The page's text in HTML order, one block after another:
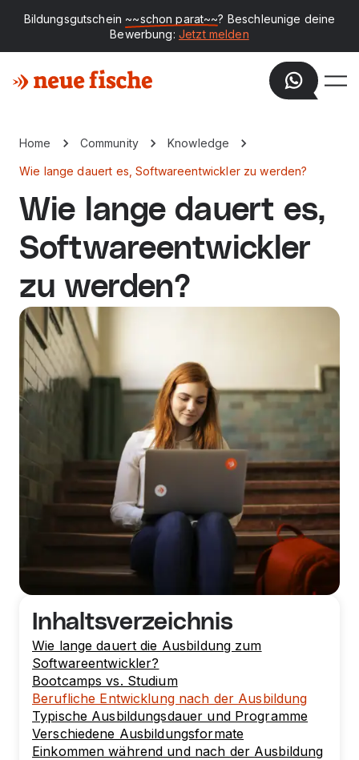
Bildungsgutschein ~~schon parat~~? Beschleunige deine
Bewerbung: Jetzt melden
Home Community Knowledge
Wie lange dauert es, Softwareentwickler zu werden?
Wie lange dauert es,
Softwareentwickler
zu werden?
Inhaltsverzeichnis
Wie lange dauert die Ausbildung zum
Softwareentwickler?
Bootcamps vs. Studium
Berufliche Entwicklung nach der Ausbildung
Typische Ausbildungsdauer und Programme
Verschiedene Ausbildungsformate
Einkommen während und nach der Ausbildung